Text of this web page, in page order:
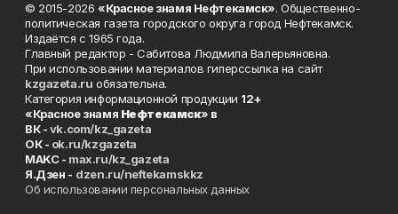
© 2015-2026 «Красное знамя Нефтекамск». Общественно-
политическая газета городского округа город Нефтекамск.
Издаётся с 1965 года.
Главный редактор - Сабитова Людмила Валерьяновна.
При использовании материалов гиперссылка на сайт
kzgazeta.ru обязательна.
Категория информационной продукции 12+
«Красное знамя Нефтекамск» в
ВК -vk.com/kz_gazeta
ОК - ok.ru/kzgazeta
MAKC - max.ru/kz_gazeta
Я.Дзен - dzen.ru/neftekamskkz
Об использовании персональных данных